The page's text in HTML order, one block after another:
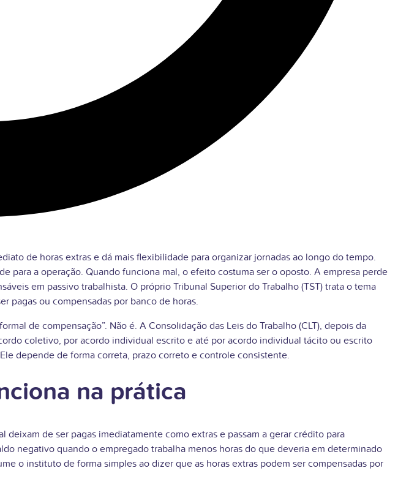
de horas extras e dá mais flexibilidade para organizar jornadas ao longo do tempo.
para a operação. Quando funciona mal, o efeito costuma ser o oposto. A empresa perde
em passivo trabalhista. O próprio Tribunal Superior do Trabalho (TST) trata o tema
pagas ou compensadas por banco de horas.
de compensação”. Não é. A Consolidação das Leis do Trabalho (CLT), depois da
coletivo, por acordo individual escrito e até por acordo individual tácito ou escrito
depende de forma correta, prazo correto e controle consistente.
na prática
de ser pagas imediatamente como extras e passam a gerar crédito para
negativo quando o empregado trabalha menos horas do que deveria em determinado
o instituto de forma simples ao dizer que as horas extras podem ser compensadas por